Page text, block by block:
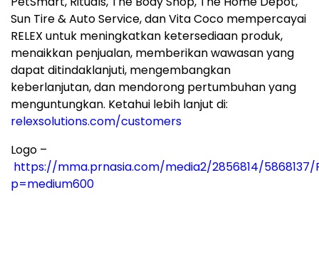
Sun Tire & Auto Service, dan Vita Coco mempercayai
RELEX untuk meningkatkan ketersediaan produk,
menaikkan penjualan, memberikan wawasan yang
dapat ditindaklanjuti, mengembangkan
keberlanjutan, dan mendorong pertumbuhan yang
menguntungkan. Ketahui lebih lanjut di:
relexsolutions.com/customers
Logo –
https://mma.prnasia.com/media2/2856814/5868137/
p=medium600